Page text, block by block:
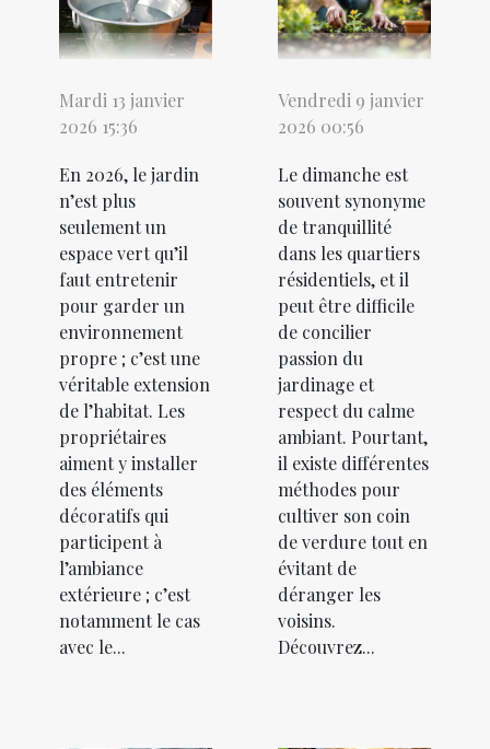
Mardi 13 janvier
2026 15:36
En 2026, le jardin
n’est plus
seulement un
espace vert qu’il
faut entretenir
pour garder un
environnement
propre ; c’est une
véritable extension
de l’habitat. Les
propriétaires
aiment y installer
des éléments
décoratifs qui
participent à
l’ambiance
extérieure ; c’est
notamment le cas
avec le...
Vendredi 9 janvier
2026 00:56
Le dimanche est
souvent synonyme
de tranquillité
dans les quartiers
résidentiels, et il
peut être difficile
de concilier
passion du
jardinage et
respect du calme
ambiant. Pourtant,
il existe différentes
méthodes pour
cultiver son coin
de verdure tout en
évitant de
déranger les
voisins.
Découvrez...